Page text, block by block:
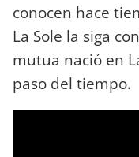
conocen hace
La Sole la siga
mutua nació en
paso del tiempo.